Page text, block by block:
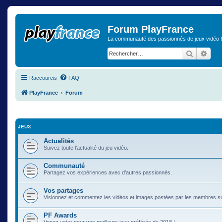
Forum PlayFrance
La communauté des passionnés de jeux vidéo !
Raccourcis FAQ
PlayFrance Forum
JEUX
Actualités
Suivez toute l’actualité du jeu vidéo.
Communauté
Partagez vos expériences avec d’autres passionnés.
Vos partages
Visionnez et commentez les vidéos et images postées par les membres
PF Awards